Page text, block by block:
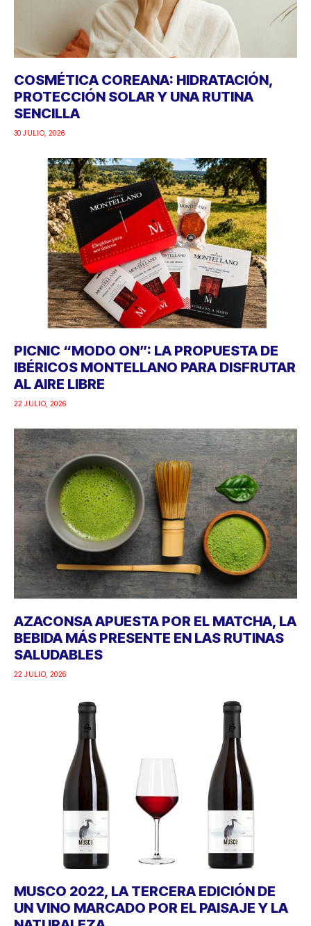
COSMÉTICA COREANA: HIDRATACIÓN,
PROTECCIÓN SOLAR Y UNA RUTINA
SENCILLA
30 JULIO, 2026
PICNIC “MODO ON”: LA PROPUESTA DE
IBÉRICOS MONTELLANO PARA DISFRUTAR
AL AIRE LIBRE
22 JULIO, 2026
AZACONSA APUESTA POR EL MATCHA, LA
BEBIDA MÁS PRESENTE EN LAS RUTINAS
SALUDABLES
22 JULIO, 2026
MUSCO 2022, LA TERCERA EDICIÓN DE
UN VINO MARCADO POR EL PAISAJE Y LA